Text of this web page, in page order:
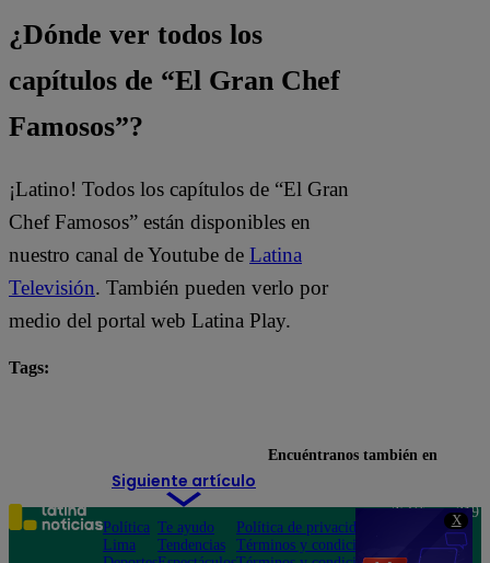
X
¿Dónde ver todos los
capítulos de “El Gran Chef
Famosos”?
¡Latino! Todos los capítulos de “El Gran
Chef Famosos” están disponibles en
nuestro canal de Youtube de Latina
Televisión. También pueden verlo por
medio del portal web Latina Play.
Tags:
Siguiente artículo
Encuéntranos también en
Política
Lima
Te ayudo
Tendencias
Política de privacidad
Términos y condiciones
Teléfono: 219
Av. San